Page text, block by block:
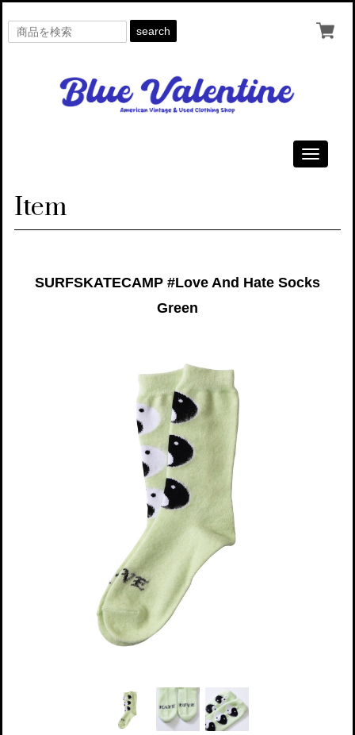
search
Toggle
Item
SURFSKATECAMP #Love And Hate Socks
Green